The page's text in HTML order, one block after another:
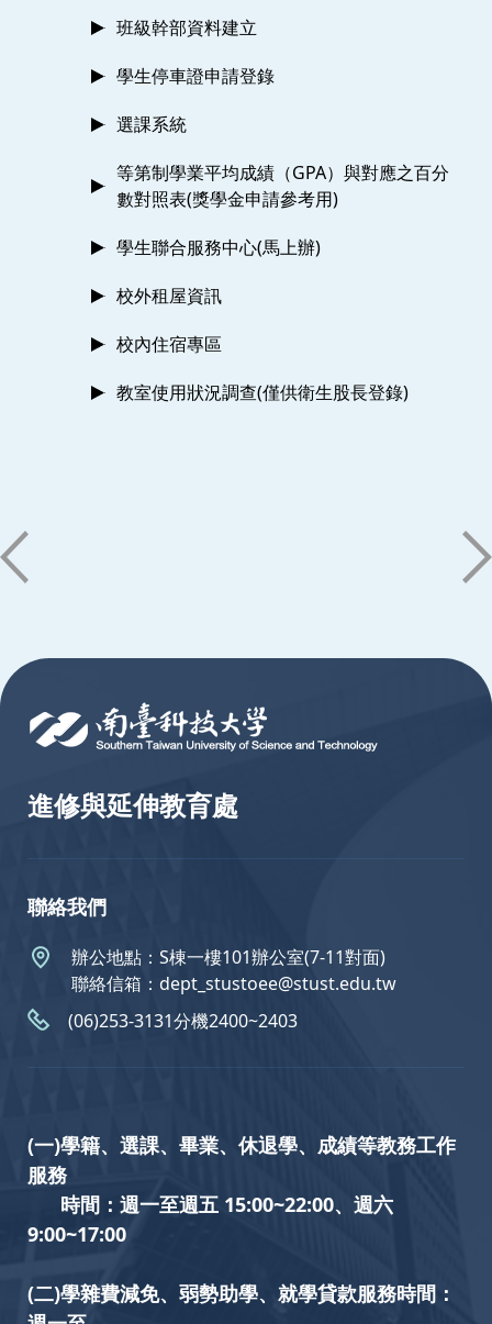
班級幹部資料建立
學生停車證申請登錄
選課系統
等第制學業平均成績（GPA）與對應之百分
數對照表(獎學金申請參考用)
學生聯合服務中心(馬上辦)
校外租屋資訊
校內住宿專區
教室使用狀況調查(僅供衛生股長登錄)
進修與延伸教育處
聯絡我們
辦公地點：S棟一樓101辦公室(7-11對面)
聯絡信箱：dept_stustoee@stust.edu.tw
(06)253-3131分機2400~2403
(一)學籍、選課、畢業、休退學、成績等教務工作
服務
時間：週一至週五 15:00~22:00、週六
9:00~17:00
(二)學雜費減免、弱勢助學、就學貸款服務時間：